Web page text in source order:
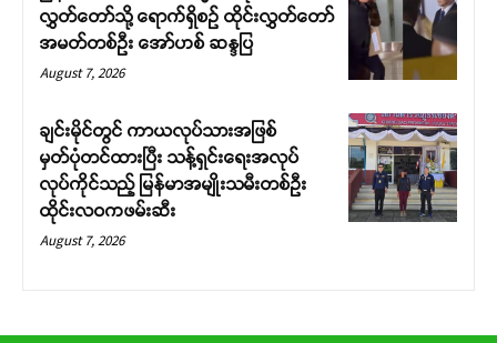
လွှတ်တော်သို့ ရောက်ရှိစဉ် ထိုင်းလွှတ်တော်
အမတ်တစ်ဦး အော်ဟစ် ဆန္ဒပြ
August 7, 2026
ချင်းမိုင်တွင် ကာယလုပ်သားအဖြစ်
မှတ်ပုံတင်ထားပြီး သန့်ရှင်းရေးအလုပ်
လုပ်ကိုင်သည့် မြန်မာအမျိုးသမီးတစ်ဦး
ထိုင်းလဝကဖမ်းဆီး
August 7, 2026